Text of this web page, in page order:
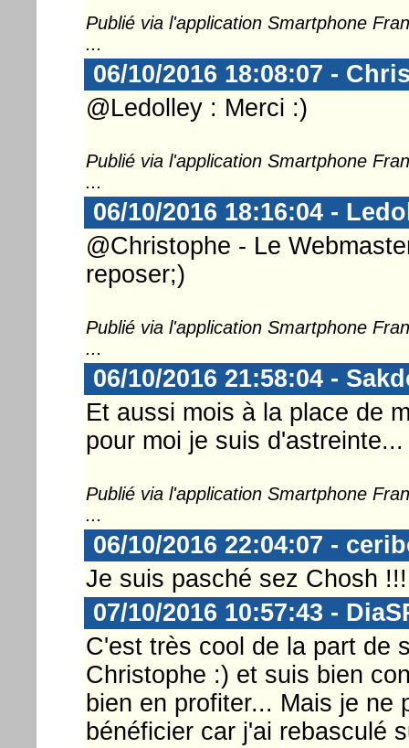
Publié via l'application Smartphone
...
06/10/2016 18:08:07 -
@Ledolley : Merci :)
Publié via l'application Smartphone
...
06/10/2016 18:16:04 -
@Christophe - Le
reposer;)
Publié via l'application Smartphone
...
06/10/2016 21:58:04 -
Et aussi mois à la place de
pour moi je suis
Publié via l'application Smartphone
...
06/10/2016 22:04:07 -
Je suis pasché sez Chosh !!!
07/10/2016 10:57:43 -
C'est très cool de la part de
Christophe :) et suis bien
bien en profiter... Mais je ne
bénéficier car j'ai rebasculé